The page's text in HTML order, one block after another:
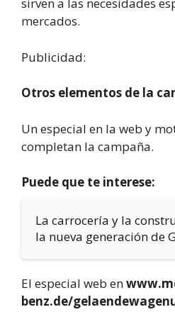
mercados.
Publicidad:
Otros elementos de la
Un especial en la web y
completan la campaña.
Puede que te interese:
La carrocería y la
la nueva generación de
El especial web en
benz.de/